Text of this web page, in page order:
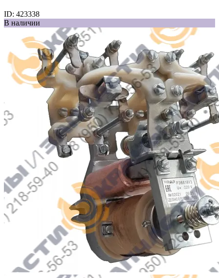
ID: 423338
В наличии